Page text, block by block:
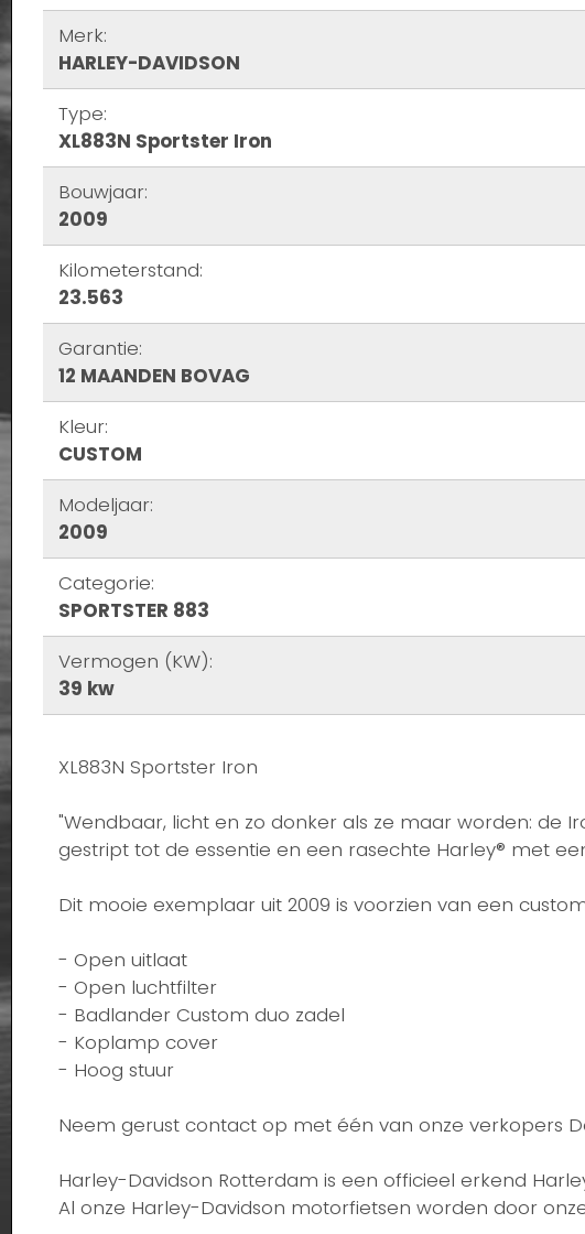
Merk:
HARLEY-DAVIDSON
Type:
XL883N Sportster Iron
Bouwjaar:
2009
Kilometerstand:
23.563
Garantie:
12 MAANDEN BOVAG
Kleur:
CUSTOM
Modeljaar:
2009
Categorie:
SPORTSTER 883
Vermogen (KW):
39 kw
XL883N Sportster Iron
"Wendbaar, licht en zo donker als ze maar worden: de
gestript tot de essentie en een rasechte Harley® met
Dit mooie exemplaar uit 2009 is voorzien van een
- Open uitlaat
- Open luchtfilter
- Badlander Custom duo zadel
- Koplamp cover
- Hoog stuur
Neem gerust contact op met één van onze verkopers
Harley-Davidson Rotterdam is een officieel erkend
Al onze Harley-Davidson motorfietsen worden door